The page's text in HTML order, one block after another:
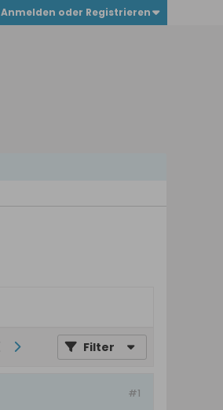
Anmelden oder Registrieren
Filter
#1